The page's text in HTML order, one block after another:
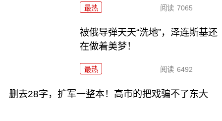
最热 阅读 7065
被俄导弹天天“洗地”，泽连斯基还
在做着美梦！
最热 阅读 6492
删去28字，扩军一整本！高市的把戏骗不了东大